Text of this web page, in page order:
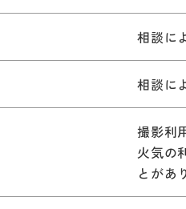
相談に
相談に
撮影利
火気の
とがあ